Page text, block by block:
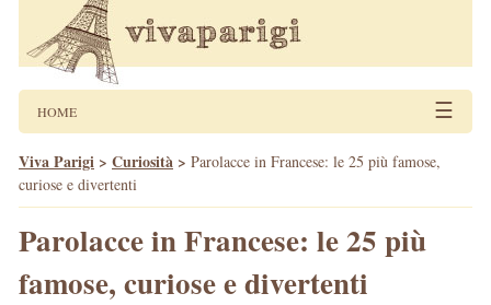
HOME ☰
Viva Parigi > Curiosità > Parolacce in Francese: le 25 più famose,
curiose e divertenti
Parolacce in Francese: le 25 più
famose, curiose e divertenti